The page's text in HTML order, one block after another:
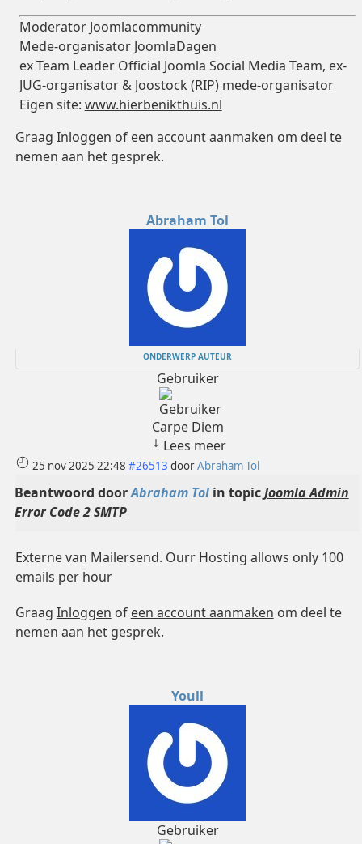
Moderator Joomlacommunity
Mede-organisator JoomlaDagen
ex Team Leader Official Joomla Social Media Team, ex-
JUG-organisator & Joostock (RIP) mede-organisator
Eigen site: www.hierbenikthuis.nl
Graag Inloggen of een account aanmaken om deel te
nemen aan het gesprek.
Abraham Tol
ONDERWERP AUTEUR
Gebruiker
Carpe Diem
Lees meer
25 nov 2025 22:48 #26513 doorAbraham Tol
Beantwoord doorAbraham Tolin topicJoomla Admin
Error Code 2 SMTP
Externe van Mailersend. Ourr Hosting allows only 100
emails per hour
Graag Inloggen of een account aanmaken om deel te
nemen aan het gesprek.
Youll
Gebruiker